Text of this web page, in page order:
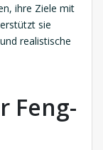
ihre Ziele mit
sie
realistische
Feng-